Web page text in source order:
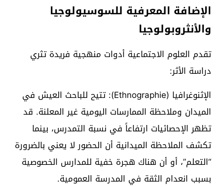
الإضافة المعرفية للسوسيولوجيا
والأنثروبولوجيا
تقدم العلوم الاجتماعية أدوات منهجية فريدة تثري
دراسة الأثر:
الإثنوغرافيا (Ethnographie): تتيح للباحث العيش في
الميدان وملاحظة الممارسات اليومية غير المعلنة. قد
تظهر الإحصائيات ارتفاعاً في نسبة التمدرس، بينما
تكشف الملاحظة الميدانية أن الحضور لا يعني بالضرورة
“التعلم”، أو أن هناك هجرة خفية للمدارس الخصوصية
بسبب انعدام الثقة في المدرسة العمومية.